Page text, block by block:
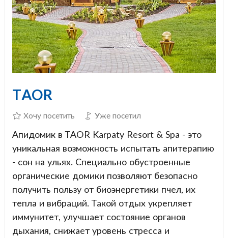
TAOR
Хочу посетить Уже посетил
Апидомик в TAOR Karpaty Resort & Spa - это
уникальная возможность испытать апитерапию
- сон на ульях. Специально обустроенные
органические домики позволяют безопасно
получить пользу от биоэнергетики пчел, их
тепла и вибраций. Такой отдых укрепляет
иммунитет, улучшает состояние органов
дыхания, снижает уровень стресса и